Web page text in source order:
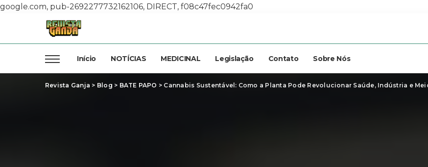
google.com, pub-2692277732162106, DIRECT, f08c47fec0942fa0
Início NOTÍCIAS MEDICINAL Legislação Contato Sobre Nós
Revista Ganja > Blog > BATE PAPO > Cannabis Sustentável: Como a Planta Pode Revolucionar Saúde, Indústria e